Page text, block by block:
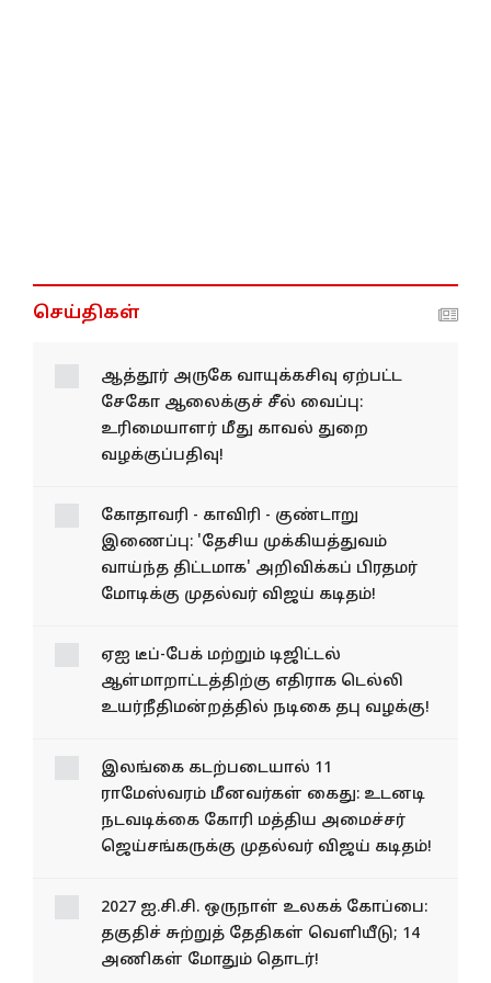
செய்திகள்
ஆத்தூர் அருகே வாயுக்கசிவு ஏற்பட்ட
சேகோ ஆலைக்குச் சீல் வைப்பு:
உரிமையாளர் மீது காவல் துறை
வழக்குப்பதிவு!
கோதாவரி - காவிரி - குண்டாறு
இணைப்பு: 'தேசிய முக்கியத்துவம்
வாய்ந்த திட்டமாக' அறிவிக்கப் பிரதமர்
மோடிக்கு முதல்வர் விஜய் கடிதம்!
ஏஐ டீப்-பேக் மற்றும் டிஜிட்டல்
ஆள்மாறாட்டத்திற்கு எதிராக டெல்லி
உயர்நீதிமன்றத்தில் நடிகை தபு வழக்கு!
இலங்கை கடற்படையால் 11
ராமேஸ்வரம் மீனவர்கள் கைது: உடனடி
நடவடிக்கை கோரி மத்திய அமைச்சர்
ஜெய்சங்கருக்கு முதல்வர் விஜய் கடிதம்!
2027 ஐ.சி.சி. ஒருநாள் உலகக் கோப்பை:
தகுதிச் சுற்றுத் தேதிகள் வெளியீடு; 14
அணிகள் மோதும் தொடர்!